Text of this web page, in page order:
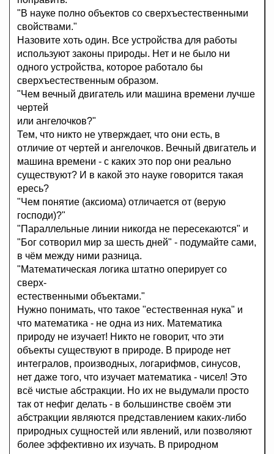
"В науке полно объектов со сверхъестественными
свойствами."
Назовите хоть один. Все устройства для работы
используют законы природы. Нет и не было ни
одного устройства, которое работало бы
сверхъестественным образом.
"Чем вечный двигатель или машина времени лучше
чертей
или ангелочков?"
Тем, что никто не утверждает, что они есть, в
отличие от чертей и ангелочков. Вечный двигатель и
машина времени - с каких это пор они реально
существуют? И в какой это науке говорится такая
ересь?
"Чем понятие (аксиома) отличается от (верую
господи)?"
"Параллельные линии никогда не пересекаются" и
"Бог сотворил мир за шесть дней" - подумайте сами,
в чём между ними разница.
"Математическая логика штатно оперирует со
сверх-
естественными объектами."
Нужно понимать, что такое "естественная нука" и
что математика - не одна из них. Математика
природу не изучает! Никто не говорит, что эти
объекты существуют в природе. В природе нет
интегралов, производных, логарифмов, синусов,
нет даже того, что изучает математика - чисел! Это
всё чистые абстракции. Но их не выдумали просто
так от нефиг делать - в большинстве своём эти
абстракции являются представлением каких-либо
природных сущностей или явлений, или позволяют
более эффективно их изучать. В природном